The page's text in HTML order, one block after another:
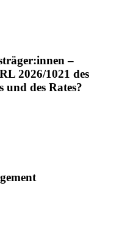
–
2026/1021 des
und des Rates?